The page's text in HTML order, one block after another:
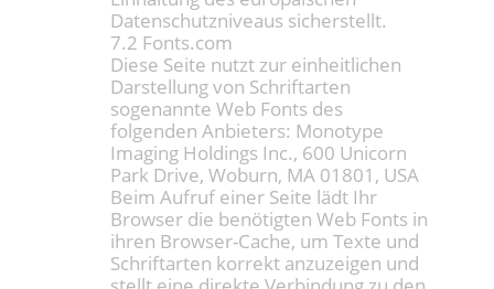
Datenschutzniveaus sicherstellt.
7.2 Fonts.com
Diese Seite nutzt zur einheitlichen
Darstellung von Schriftarten
sogenannte Web Fonts des
folgenden Anbieters: Monotype
Imaging Holdings Inc., 600 Unicorn
Park Drive, Woburn, MA 01801, USA
Beim Aufruf einer Seite lädt Ihr
Browser die benötigten Web Fonts in
ihren Browser-Cache, um Texte und
Schriftarten korrekt anzuzeigen und